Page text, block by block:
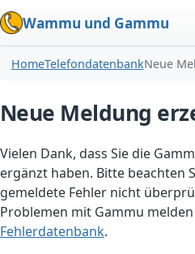
Wammu und Gammu
HomeTelefondatenbankNeue
Neue Meldung
Vielen Dank, dass Sie die
ergänzt haben. Bitte beachten
gemeldete Fehler nicht
Problemen mit Gammu
Fehlerdatenbank.